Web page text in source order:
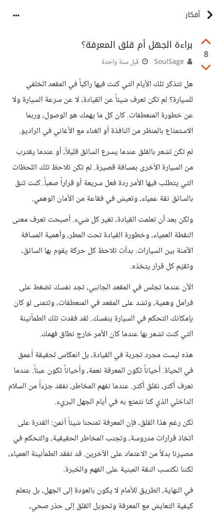
أفكار
8
براءة الجهل أم قلق المعرفة؟
قبل سنة واحدة
هل تتذكر تلك الأيام التي كنت فيها راكباً في المقعد الخلفي
للسيارة؟ لم تكن تعرف شيئاً عن القيادة، لا عن سرعة السيارة ولا
عن خطورة المنعطفات. كان كل ما يهمك هو الوصول، وربما
الاستمتاع بالمنظر من النافذة أو الغناء مع الأغاني في الراديو.
لم تكن تشعر بالقلق عندما يسرع السائق قليلاً، أو عندما يقترب
من السيارة الأخرى بمسافة قصيرة. لم تكن تلاحظ تلك اللحظات
التي يتطلب فيها الأمر ردة فعل سريعة أو قراراً صعباً. كنت تثق
بالسائق ثقة عمياء، وتعيش في فقاعة من الأمان الوهمي.
ولكن بعد أن تعلمت القيادة، تغير كل شيء. أصبحت تعرف معنى
النقطة العمياء، وخطورة القيادة تحت المطر، وأهمية المسافة
الآمنة بين السيارات. بدأت تلاحظ كل حركة يقوم بها السائق،
وتقيّم كل قرار يتخذه.
الآن عندما تجلس في المقعد الجانبي، تجد نفسك تضغط على
فرامل وهمية، وتشد على المقعد في المنعطفات، وتتمنى لو كان
بإمكانك التحكم في السيارة بنفسك. لقد فقدت تلك الطمأنينة
التي كنت تشعر بها عندما كان الأمر خارج نطاق فهمك.
هذه ليست مجرد تجربة في القيادة، بل انعكاس لحقيقة أعمق
في الحياة. أحياناً تكون المعرفة نعمة، وأحياناً تكون عبئاً. عندما
نعرف أكثر، نقلق أكثر. عندما نفهم المخاطر، نفقد جزءاً من السلام
الداخلي الذي كنا نتمتع به في أيام الجهل البريء.
لكن رغم هذا القلق، فإن المعرفة تمنحنا شيئاً أثمن: القدرة على
اتخاذ قرارات مدروسة، وتجنب المخاطر الحقيقية، والتحكم في
مصيرنا بدلاً من الاعتماد على الآخرين. قد نفقد الطمأنينة العمياء،
لكننا نكتسب الثقة المبنية على الفهم والخبرة.
في النهاية، الطريق للأمام لا يكون بالعودة إلى الجهل، بل بتعلم
كيفية التعايش مع المعرفة وتحويل القلق إلى حذر صحي،